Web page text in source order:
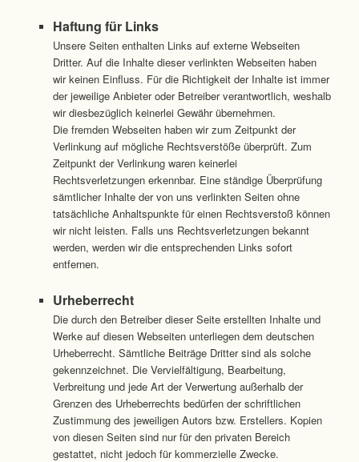
Haftung für Links
Unsere Seiten enthalten Links auf externe Webseiten
Dritter. Auf die Inhalte dieser verlinkten Webseiten haben
wir keinen Einfluss. Für die Richtigkeit der Inhalte ist immer
der jeweilige Anbieter oder Betreiber verantwortlich, weshalb
wir diesbezüglich keinerlei Gewähr übernehmen.
Die fremden Webseiten haben wir zum Zeitpunkt der
Verlinkung auf mögliche Rechtsverstöße überprüft. Zum
Zeitpunkt der Verlinkung waren keinerlei
Rechtsverletzungen erkennbar. Eine ständige Überprüfung
sämtlicher Inhalte der von uns verlinkten Seiten ohne
tatsächliche Anhaltspunkte für einen Rechtsverstoß können
wir nicht leisten. Falls uns Rechtsverletzungen bekannt
werden, werden wir die entsprechenden Links sofort
entfernen.
Urheberrecht
Die durch den Betreiber dieser Seite erstellten Inhalte und
Werke auf diesen Webseiten unterliegen dem deutschen
Urheberrecht. Sämtliche Beiträge Dritter sind als solche
gekennzeichnet. Die Vervielfältigung, Bearbeitung,
Verbreitung und jede Art der Verwertung außerhalb der
Grenzen des Urheberrechts bedürfen der schriftlichen
Zustimmung des jeweiligen Autors bzw. Erstellers. Kopien
von diesen Seiten sind nur für den privaten Bereich
gestattet, nicht jedoch für kommerzielle Zwecke.